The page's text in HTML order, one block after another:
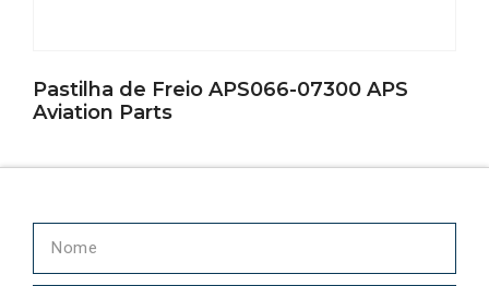
Pastilha de Freio APS066-07300 APS
Aviation Parts